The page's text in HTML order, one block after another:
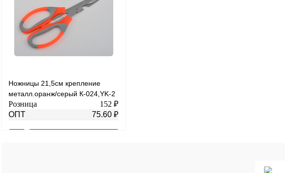
В избранное
наличии
Ножницы 21,5см крепление
металл.оранж/серый К-024,YK-2
Розница
152 ₽
ОПТ
75.60 ₽